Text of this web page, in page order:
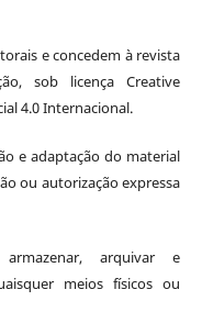
e concedem à revista
sob licença Creative
4.0 Internacional.
e adaptação do material
ou autorização expressa
arquivar e
meios físicos ou